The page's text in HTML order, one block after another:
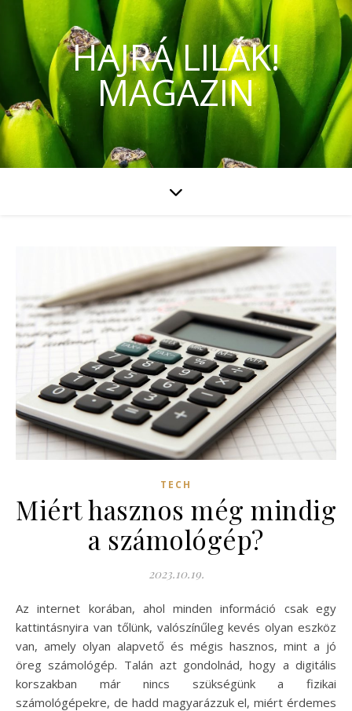
HAJRÁ LILÁK!
MAGAZIN
TECH
Miért hasznos még mindig
a számológép?
2023.10.19.
Az internet korában, ahol minden információ csak egy
kattintásnyira van tőlünk, valószínűleg kevés olyan eszköz
van, amely olyan alapvető és mégis hasznos, mint a jó
öreg számológép. Talán azt gondolnád, hogy a digitális
korszakban már nincs szükségünk a fizikai
számológépekre, de hadd magyarázzuk el, miért érdemes